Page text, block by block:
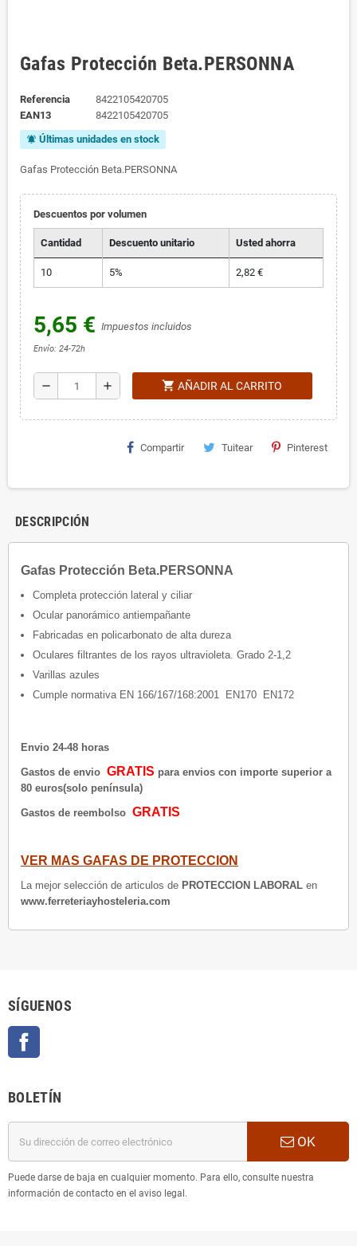
Gafas Protección Beta.PERSONNA
Referencia
8422105420705
EAN13
8422105420705
notifications_active Últimas unidades en stock
Gafas Protección Beta.PERSONNA
Descuentos por volumen
Cantidad Descuento unitario Usted ahorra
10 5% 2,82 €
5,65 € Impuestos incluidos
Envío: 24-72h
remove add shopping_cart AÑADIR AL CARRITO
Compartir Tuitear Pinterest
DESCRIPCIÓN
Gafas Protección Beta.PERSONNA
Completa protección lateral y ciliar
Ocular panorámico antiempañante
Fabricadas en policarbonato de alta dureza
Oculares filtrantes de los rayos ultravioleta. Grado 2-1,2
Varillas azules
Cumple normativa EN 166/167/168:2001 EN170 EN172
Envio 24-48 horas
Gastos de envio GRATIS para envios con importe superior a
80 euros(solo península)
Gastos de reembolso GRATIS
VER MAS GAFAS DE PROTECCION
La mejor selección de articulos de PROTECCION LABORAL en
www.ferreteriayhosteleria.com
SÍGUENOS
BOLETÍN
OK
Puede darse de baja en cualquier momento. Para ello, consulte nuestra
información de contacto en el aviso legal.